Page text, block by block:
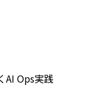
AI Ops実践